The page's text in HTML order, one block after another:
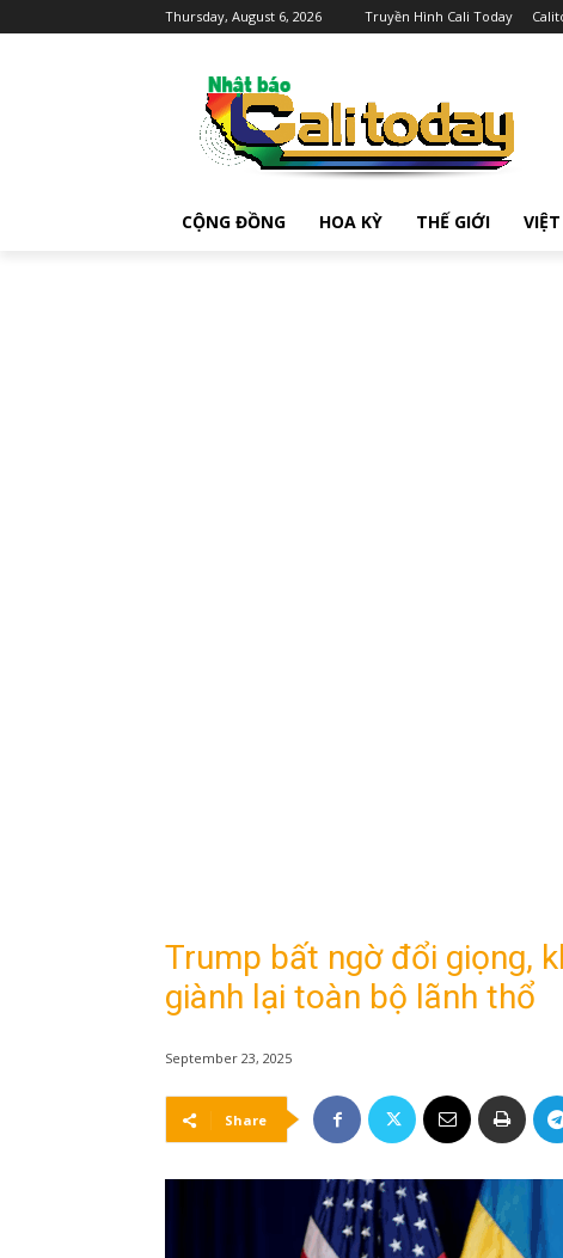
Thursday, August 6, 2026 Truyền Hình Cali Today
CỘNG ĐỒNG HOA KỲ THẾ GIỚI
Trump bất ngờ đổi giọng,
giành lại toàn bộ lãnh thổ
September 23, 2025
Share